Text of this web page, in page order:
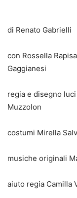
di Renato Gabrielli
con Rossella
Gaggianesi
regia e disegno
Muzzolon
costumi Mirella
musiche originali
aiuto regia Camilla